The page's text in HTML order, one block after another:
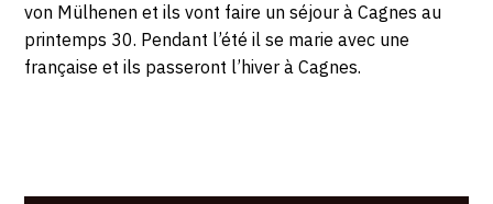
von Mülhenen et ils vont faire un séjour à Cagnes au
printemps 30. Pendant l’été il se marie avec une
française et ils passeront l’hiver à Cagnes.